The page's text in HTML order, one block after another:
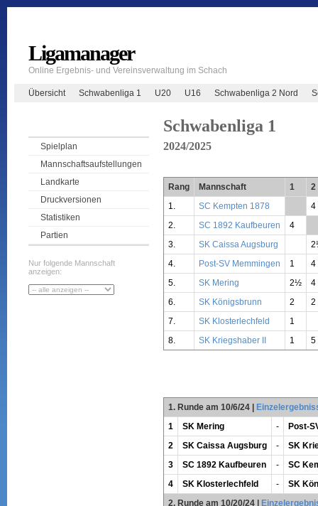
Ligamanager
Online Ergebnis- und Vereinsverwaltung im Schach
Übersicht Schwabenliga 1 U20 U16 Schwabenliga 2 Nord
Spielplan
Mannschaftsaufstellungen
Landkarte
Druckversionen
Statistiken
Partien
Nur folgende Mannschaft
anzeigen:
Schwabenliga 1
2024/2025
Rang Mannschaft 1
2
1.
SC Kempten 1878
4
2.
SC 1892 Kaufbeuren 4
3.
SK Caissa Augsburg
4.
Post-SV Memmingen 1
4
5.
SK Mering 2½
4
6.
SK Königsbrunn 2
2
7.
SK Klosterlechfeld
1
8.
SK Kriegshaber II 1 5
1. Runde am 10/6/24|
1
SK Mering -
Post-
2
SK Caissa Augsburg -
SK
3
SC 1892 Kaufbeuren -
SC
4
SK Klosterlechfeld -
SK
2. Runde am 10/20/24|